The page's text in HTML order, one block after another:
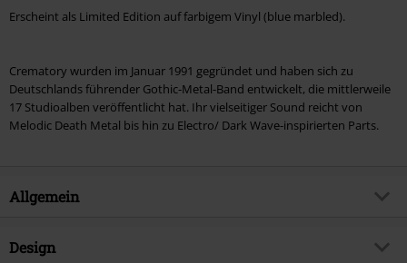
Erscheint als Limited Edition auf farbigem Vinyl (blue marbled).
Crematory wurden im Januar 1991 gegründet und haben sich zu
Deutschlands führender Gothic-Metal-Band entwickelt, die mittlerweile
17 Studioalben veröffentlicht hat. Ihr vielseitiger Sound reicht von
Melodic Death Metal bis hin zu Electro/ Dark Wave-inspirierten Parts.
Allgemein
Artikelnummer:
Design